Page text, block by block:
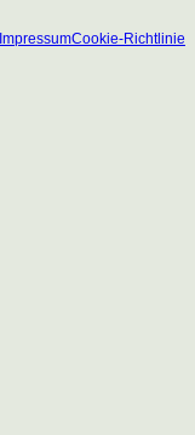
ImpressumCookie-Richtlinie